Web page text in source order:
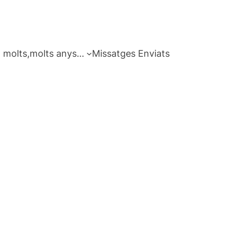
molts,molts anys… Missatges Enviats